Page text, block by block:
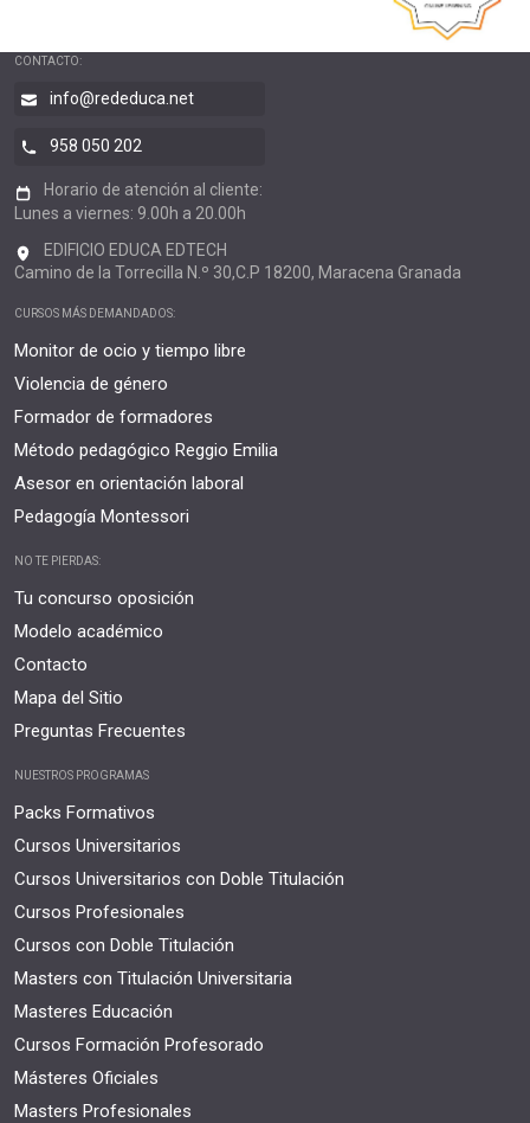
CONTACTO:
info@rededuca.net
958 050 202
Horario de atención al cliente:
Lunes a viernes: 9.00h a 20.00h
EDIFICIO EDUCA EDTECH
Camino de la Torrecilla N.º 30,C.P 18200, Maracena Granada
CURSOS MÁS DEMANDADOS:
Monitor de ocio y tiempo libre
Violencia de género
Formador de formadores
Método pedagógico Reggio Emilia
Asesor en orientación laboral
Pedagogía Montessori
NO TE PIERDAS:
Tu concurso oposición
Modelo académico
Contacto
Mapa del Sitio
Preguntas Frecuentes
NUESTROS PROGRAMAS
Packs Formativos
Cursos Universitarios
Cursos Universitarios con Doble Titulación
Cursos Profesionales
Cursos con Doble Titulación
Masters con Titulación Universitaria
Masteres Educación
Cursos Formación Profesorado
Másteres Oficiales
Masters Profesionales